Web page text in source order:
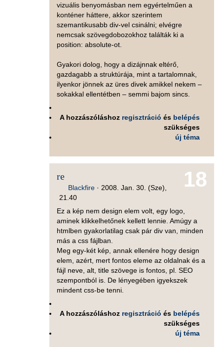
vizuális benyomásban nem egyértelműen a
konténer háttere, akkor szerintem
szemantikusabb div-vel csinálni; elvégre
nemcsak szövegdobozokhoz találták ki a
position: absolute-ot.
Gyakori dolog, hogy a dizájnnak eltérő,
gazdagabb a struktúrája, mint a tartalomnak,
ilyenkor jönnek az üres divek amikkel nekem –
sokakkal ellentétben – semmi bajom sincs.
A hozzászóláshoz regisztráció és belépés
szükséges
új téma
18
re
Blackfire · 2008. Jan. 30. (Sze),
21.40
Ez a kép nem design elem volt, egy logo,
aminek klikkelhetőnek kellett lennie. Amúgy a
htmlben gyakorlatilag csak pár div van, minden
más a css fájlban.
Meg egy-két kép, annak ellenére hogy design
elem, azért, mert fontos eleme az oldalnak és a
fájl neve, alt, title szövege is fontos, pl. SEO
szempontból is. De lényegében igyekszek
mindent css-be tenni.
A hozzászóláshoz regisztráció és belépés
szükséges
új téma